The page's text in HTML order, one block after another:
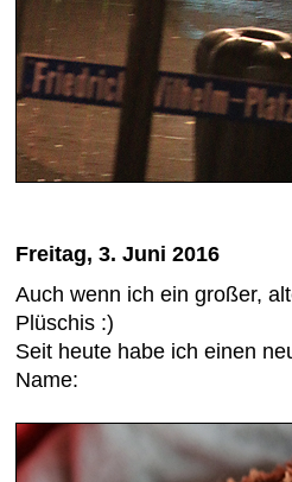
Freitag, 3. Juni 2016
Auch wenn ich ein großer,
Plüschis :)
Seit heute habe ich einen
Name: